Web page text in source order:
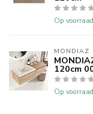
Op voorraad
MONDIAZ
120cm
Op voorraad